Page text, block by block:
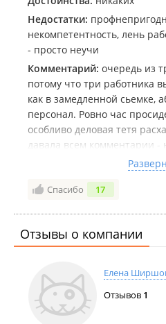
Приморскому краю.
Недостатки:
некомпетентность, лень
- просто неучи
Комментарий: очередь из
потому что три работника
как в замедленной сьемке,
персонал. Ровно час
особливо деловая тетя
давала всем комментарии -
простое заявление на
можно заполнить в три
том при всем - спросила: ВЫ
заполнив при ней заявление
проверяла - теперь отказ -
умершего. Вы чем там
Вы в глаза видели это
умершем: ФИО, дата
акта и кто акт выдал и
Спасибо 17
Отзывы о компании
Елена
Отзывов 1